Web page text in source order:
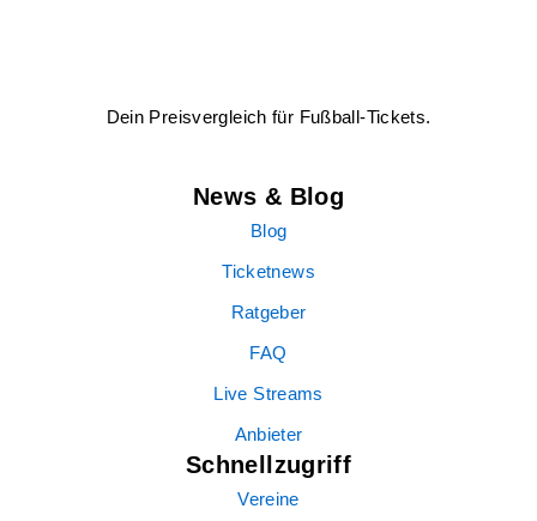
Dein Preisvergleich für Fußball-Tickets.
News & Blog
Blog
Ticketnews
Ratgeber
FAQ
Live Streams
Anbieter
Schnellzugriff
Vereine